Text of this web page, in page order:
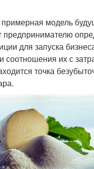
модель
предпринимателю
для запуска
соотношения их с
точка